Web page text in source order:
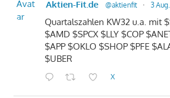
Avat
ar
Aktien-Fit.de @aktienfit · 3 Aug.
Quartalszahlen KW32 u.a. mit
$AMD $SPCX $LLY $COP
$APP $OKLO $SHOP $PFE
$UBER
X